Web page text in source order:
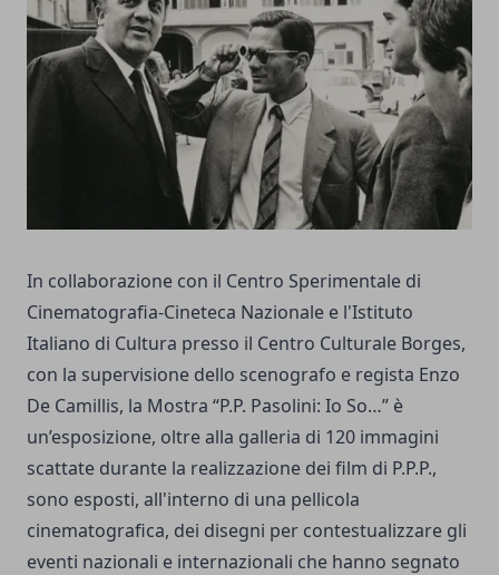
In collaborazione con il Centro Sperimentale di
Cinematografia-Cineteca Nazionale e l'Istituto
Italiano di Cultura presso il Centro Culturale Borges,
con la supervisione dello scenografo e regista Enzo
De Camillis, la Mostra “P.P. Pasolini: Io So…” è
un’esposizione, oltre alla galleria di 120 immagini
scattate durante la realizzazione dei film di P.P.P.,
sono esposti, all'interno di una pellicola
cinematografica, dei disegni per contestualizzare gli
eventi nazionali e internazionali che hanno segnato